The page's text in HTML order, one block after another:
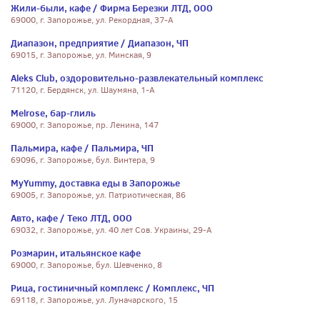
Жили-были, кафе / Фирма Березки ЛТД, ООО
69000, г. Запорожье, ул. Рекордная, 37-А
Диапазон, предприятие / Диапазон, ЧП
69015, г. Запорожье, ул. Минская, 9
Aleks Club, оздоровительно-развлекательный комплекс
71120, г. Бердянск, ул. Шаумяна, 1-А
Melrose, бар-глиль
69000, г. Запорожье, пр. Ленина, 147
Пальмира, кафе / Пальмира, ЧП
69096, г. Запорожье, бул. Винтера, 9
MyYummy, доставка еды в Запорожье
69005, г. Запорожье, ул. Патриотическая, 86
Авто, кафе / Теко ЛТД, ООО
69032, г. Запорожье, ул. 40 лет Сов. Украины, 29-А
Розмарин, итальянское кафе
69000, г. Запорожье, бул. Шевченко, 8
Рица, гостиничный комплекс / Комплекс, ЧП
69118, г. Запорожье, ул. Луначарского, 15